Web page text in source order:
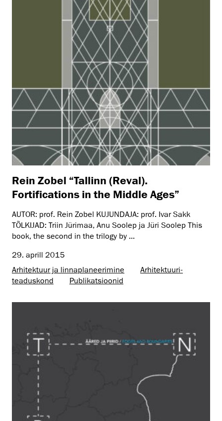
Rein Zobel “Tallinn (Reval).
Fortifications in the Middle Ages”
AUTOR: prof. Rein Zobel KUJUNDAJA: prof. Ivar Sakk
TÕLKIJAD: Triin Jürimaa, Anu Soolep ja Jüri Soolep This
book, the second in the trilogy by ...
29. aprill 2015
Arhitektuur ja linnaplaneerimine
Arhitektuuri­
teaduskond
Publikatsioonid